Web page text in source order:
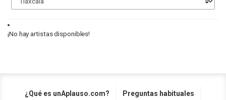
¡No hay artistas disponibles!
¿Qué es unAplauso.com?
Preguntas habituales